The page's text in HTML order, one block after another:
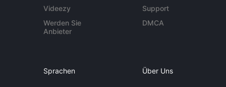
Videezy
Werden Sie
Anbieter
Support
DMCA
Sprachen Über Uns